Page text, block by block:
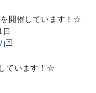
開催しています！☆
ています！☆